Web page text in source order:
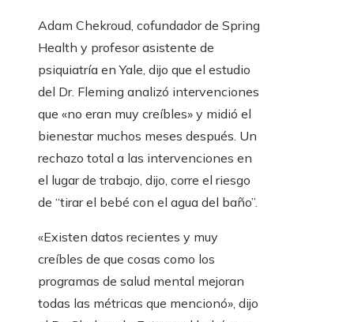
Adam Chekroud, cofundador de Spring
Health y profesor asistente de
psiquiatría en Yale, dijo que el estudio
del Dr. Fleming analizó intervenciones
que «no eran muy creíbles» y midió el
bienestar muchos meses después. Un
rechazo total a las intervenciones en
el lugar de trabajo, dijo, corre el riesgo
de “tirar el bebé con el agua del baño”.
«Existen datos recientes y muy
creíbles de que cosas como los
programas de salud mental mejoran
todas las métricas que mencionó», dijo